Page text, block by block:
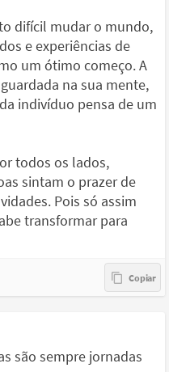
difícil mudar o mundo,
e experiências de
um ótimo começo. A
na sua mente,
indivíduo pensa de um
todos os lados,
sintam o prazer de
Pois só assim
transformar para
são sempre jornadas